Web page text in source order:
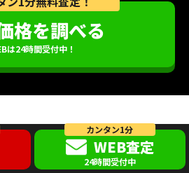
カンタン1分
WEB査定
24時間受付中
格を調べる
は24時間受付中！